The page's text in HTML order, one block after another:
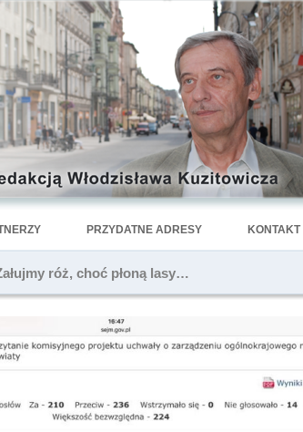
PRZYDATNE ADRESY KONTAKT
róż, choć płoną lasy…